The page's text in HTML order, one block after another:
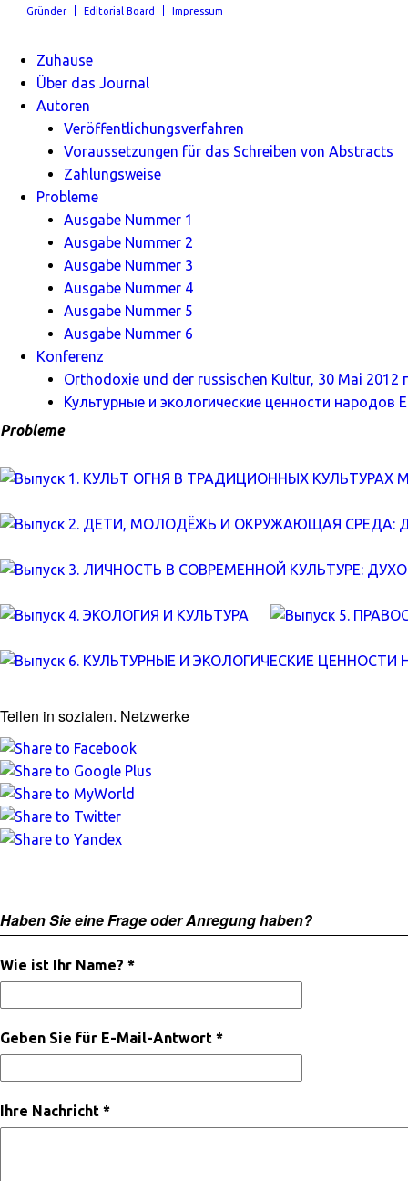
Gründer Editorial Board Impressum
Zuhause
Über das Journal
Autoren
Veröffentlichungsverfahren
Voraussetzungen für das Schreiben von Abstracts
Zahlungsweise
Probleme
Ausgabe Nummer 1
Ausgabe Nummer 2
Ausgabe Nummer 3
Ausgabe Nummer 4
Ausgabe Nummer 5
Ausgabe Nummer 6
Konferenz
Orthodoxie und der russischen Kultur, 30 Mai 2012
Культурные и экологические ценности народов
Probleme
Teilen in sozialen. Netzwerke
Haben Sie eine Frage oder Anregung haben?
Wie ist Ihr Name? *
Geben Sie für E-Mail-Antwort *
Ihre Nachricht *